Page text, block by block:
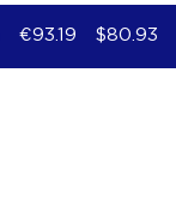
€93.19 $80.93